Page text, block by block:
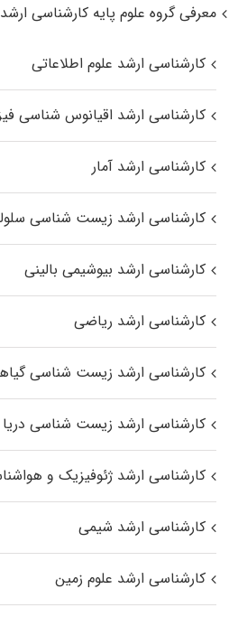
معرفی گروه علوم پایه کارشناسی ارشد
کارشناسی ارشد علوم اطلاعاتی
کارشناسی ارشد اقیانوس‌ شناسی
کارشناسی ارشد آمار
کارشناسی ارشد زیست شناسی
کارشناسی ارشد بیوشیمی بالینی
کارشناسی ارشد ریاضی
کارشناسی ارشد زیست‌ شناسی
کارشناسی ارشد زیست‌ شناسی دریا
کارشناسی ارشد ژئوفیزیک و
کارشناسی ارشد شیمی
کارشناسی ارشد علوم زمین